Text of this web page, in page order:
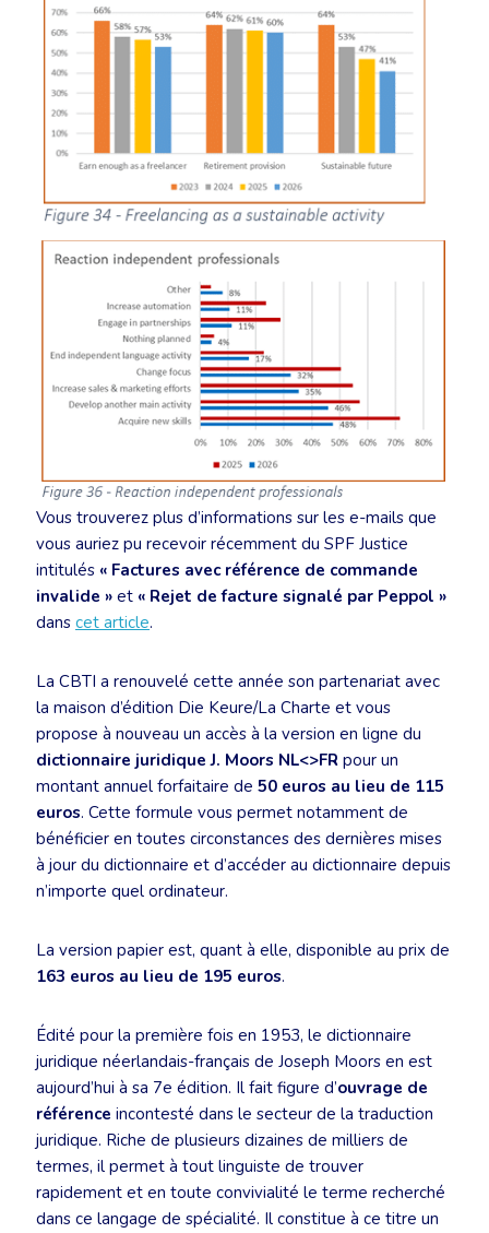
Vous trouverez plus d’informations sur les e-mails que
vous auriez pu recevoir récemment du SPF Justice
intitulés « Factures avec référence de commande
invalide » et « Rejet de facture signalé par Peppol »
dans cet article.
La CBTI a renouvelé cette année son partenariat avec
la maison d’édition Die Keure/La Charte et vous
propose à nouveau un accès à la version en ligne du
dictionnaire juridique J. Moors NL<>FR pour un
montant annuel forfaitaire de 50 euros au lieu de 115
euros. Cette formule vous permet notamment de
bénéficier en toutes circonstances des dernières mises
à jour du dictionnaire et d’accéder au dictionnaire depuis
n’importe quel ordinateur.
La version papier est, quant à elle, disponible au prix de
163 euros au lieu de 195 euros.
Édité pour la première fois en 1953, le dictionnaire
juridique néerlandais-français de Joseph Moors en est
aujourd’hui à sa 7e édition. Il fait figure d’ouvrage de
référence incontesté dans le secteur de la traduction
juridique. Riche de plusieurs dizaines de milliers de
termes, il permet à tout linguiste de trouver
rapidement et en toute convivialité le terme recherché
dans ce langage de spécialité. Il constitue à ce titre un